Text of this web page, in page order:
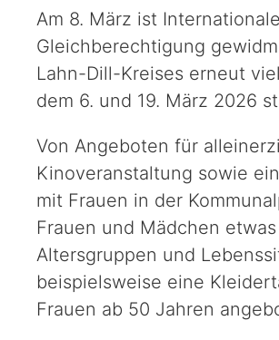
Am 8. März ist
Gleichberechtigung
Lahn-Dill-Kreises erneut
dem 6. und 19. März 2026
Von Angeboten für
Kinoveranstaltung sowie
mit Frauen in der
Frauen und Mädchen
Altersgruppen und
beispielsweise eine
Frauen ab 50 Jahren